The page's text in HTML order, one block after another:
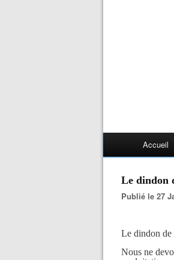
Accueil
Le dindon
Publié le 27
Le dindon de
Nous ne